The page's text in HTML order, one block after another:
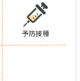
予防接種